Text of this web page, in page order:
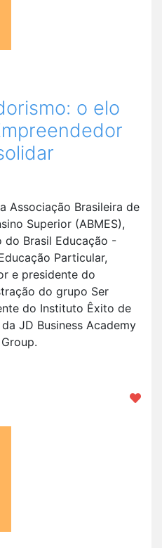
o elo
Associação Brasileira de
Superior (ABMES),
Brasil Educação -
Particular,
e presidente do
do grupo Ser
do Instituto Êxito de
JD Business Academy